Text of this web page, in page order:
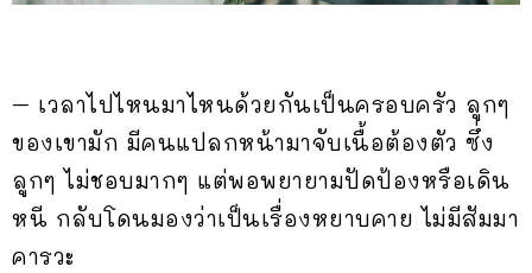
– เวลาไปไหนมาไหนด้วยกันเป็นครอบครัว ลูกๆ
ของเขามัก มีคนแปลกหน้ามาจับเนื้อต้องตัว ซึ่ง
ลูกๆ ไม่ชอบมากๆ แต่พอพยายามปัดป้องหรือเดิน
หนี กลับโดนมองว่าเป็นเรื่องหยาบคาย ไม่มีสัมมา
คารวะ